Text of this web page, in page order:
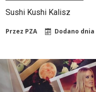
Sushi Kushi Kalisz
Przez PZA Dodano dnia